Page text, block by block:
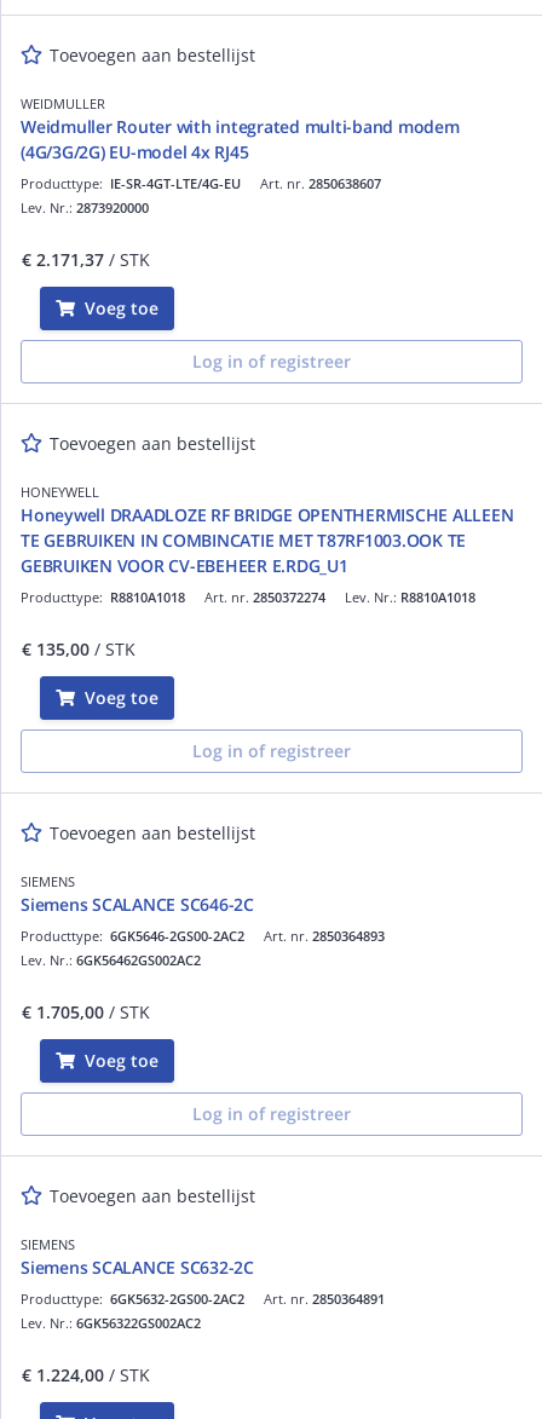
Toevoegen aan bestellijst
WEIDMULLER
Weidmuller Router with integrated multi-band modem
(4G/3G/2G) EU-model 4x RJ45
Art. nr. 2850638607
Producttype: IE-SR-4GT-LTE/4G-EU
Lev. Nr.: 2873920000
€ 2.171,37 / STK
Voeg toe
Log in of registreer
Toevoegen aan bestellijst
HONEYWELL
Honeywell DRAADLOZE RF BRIDGE OPENTHERMISCHE ALLEEN
TE GEBRUIKEN IN COMBINCATIE MET T87RF1003.OOK TE
GEBRUIKEN VOOR CV-EBEHEER E.RDG_U1
Art. nr. 2850372274
Producttype: R8810A1018 Lev. Nr.: R8810A1018
€ 135,00 / STK
Voeg toe
Log in of registreer
Toevoegen aan bestellijst
SIEMENS
Siemens SCALANCE SC646-2C
Art. nr. 2850364893
Producttype: 6GK5646-2GS00-2AC2
Lev. Nr.: 6GK56462GS002AC2
€ 1.705,00 / STK
Voeg toe
Log in of registreer
Toevoegen aan bestellijst
SIEMENS
Siemens SCALANCE SC632-2C
Art. nr. 2850364891
Producttype: 6GK5632-2GS00-2AC2
Lev. Nr.: 6GK56322GS002AC2
€ 1.224,00 / STK